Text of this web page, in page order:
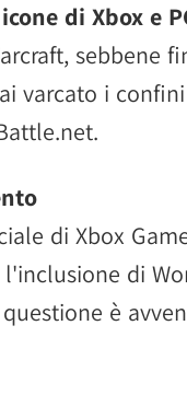
di Xbox e
sebbene
varcato i
di Xbox
di
è